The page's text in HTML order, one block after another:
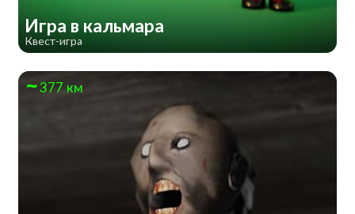
Игра в кальмара
Квест-игра
377 км